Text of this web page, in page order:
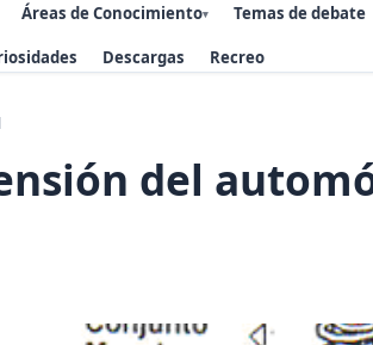
Áreas de Conocimiento▾ Temas de debate
Descargas Recreo
del